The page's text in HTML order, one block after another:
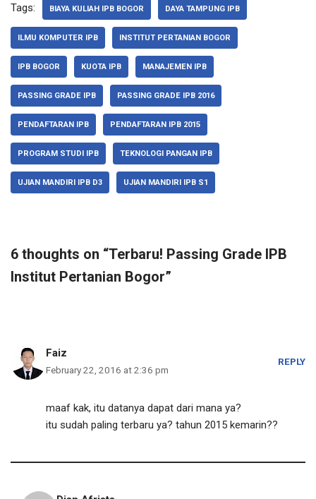
Tags: BIAYA KULIAH IPB BOGOR DAYA TAMPUNG IPB
ILMU KOMPUTER IPB INSTITUT PERTANIAN BOGOR
IPB BOGOR KUOTA IPB MANAJEMEN IPB
PASSING GRADE IPB PASSING GRADE IPB 2016
PENDAFTARAN IPB PENDAFTARAN IPB 2015
PROGRAM STUDI IPB TEKNOLOGI PANGAN IPB
UJIAN MANDIRI IPB D3 UJIAN MANDIRI IPB S1
6 thoughts on “Terbaru! Passing Grade IPB
Institut Pertanian Bogor”
Faiz
February 22, 2016 at 2:36 pm
REPLY
maaf kak, itu datanya dapat dari mana ya?
itu sudah paling terbaru ya? tahun 2015 kemarin??